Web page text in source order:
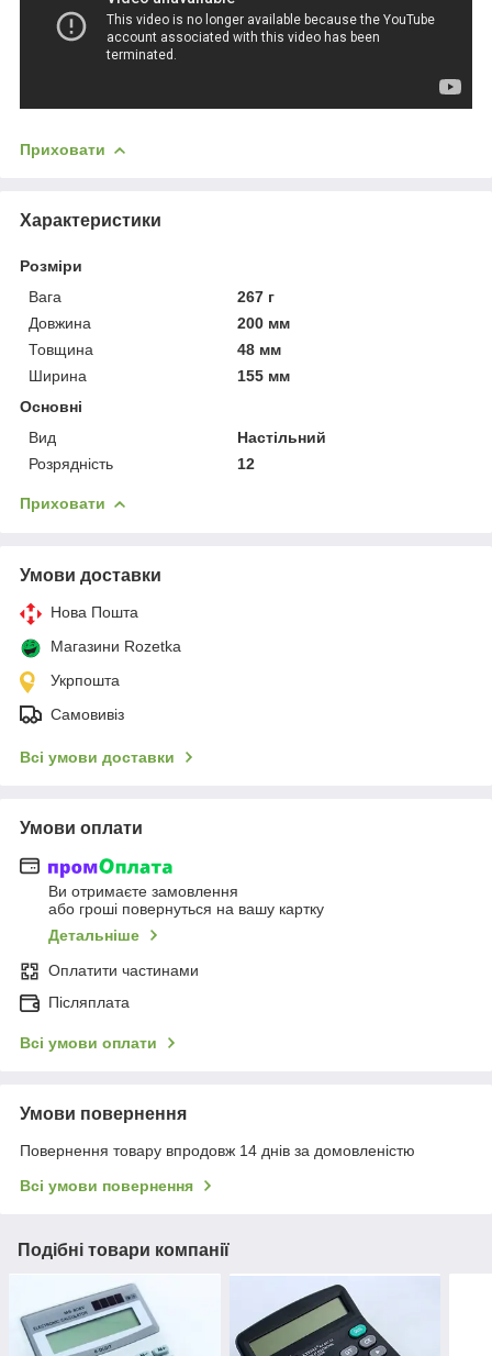
Приховати
Характеристики
Розміри
Вага
267 г
Довжина
200 мм
Товщина
48 мм
Ширина
155 мм
Основні
Вид
Настільний
Розрядність
12
Приховати
Умови доставки
Нова Пошта
Магазини Rozetka
Укрпошта
Самовивіз
Всі умови доставки
Умови оплати
Ви отримаєте замовлення
або гроші повернуться на вашу картку
Детальніше
Оплатити частинами
Післяплата
Всі умови оплати
Умови повернення
Повернення товару впродовж 14 днів за домовленістю
Всі умови повернення
Подібні товари компанії